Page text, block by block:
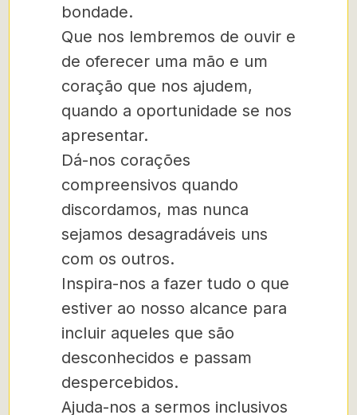
bondade.
Que nos lembremos de ouvir e
de oferecer uma mão e um
coração que nos ajudem,
quando a oportunidade se nos
apresentar.
Dá-nos corações
compreensivos quando
discordamos, mas nunca
sejamos desagradáveis uns
com os outros.
Inspira-nos a fazer tudo o que
estiver ao nosso alcance para
incluir aqueles que são
desconhecidos e passam
despercebidos.
Ajuda-nos a sermos inclusivos